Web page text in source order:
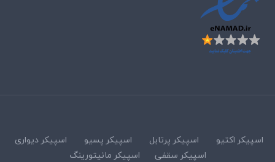
اسپیکر اکتیو اسپیکر پرتابل اسپیکر پسیو
اسپیکر دیواری
اسپیکر سقفی
اسپیکر مانیتورینگ